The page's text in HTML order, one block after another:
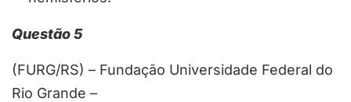
Questão 5
(FURG/RS) – Fundação Universidade Federal do
Rio Grande –